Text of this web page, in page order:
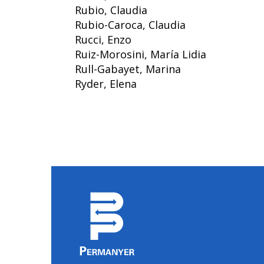
Rubio, Claudia
Rubio-Caroca, Claudia
Rucci, Enzo
Ruiz-Morosini, María Lidia
Rull-Gabayet, Marina
Ryder, Elena